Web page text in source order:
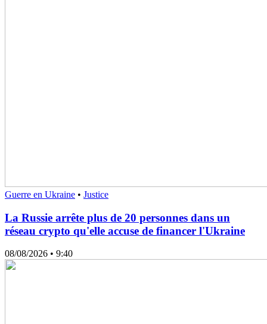
Guerre en Ukraine • Justice
La Russie arrête plus de 20 personnes dans un
réseau crypto qu'elle accuse de financer l'Ukraine
08/08/2026 • 9:40